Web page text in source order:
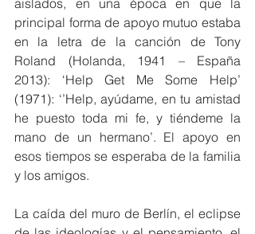
aislados, en una época en que la
principal forma de apoyo mutuo estaba
en la letra de la canción de Tony
Roland (Holanda, 1941 – España
2013): ‘Help Get Me Some Help’
(1971): ‘’Help, ayúdame, en tu amistad
he puesto toda mi fe, y tiéndeme la
mano de un hermano’. El apoyo en
esos tiempos se esperaba de la familia
y los amigos.
La caída del muro de Berlín, el eclipse